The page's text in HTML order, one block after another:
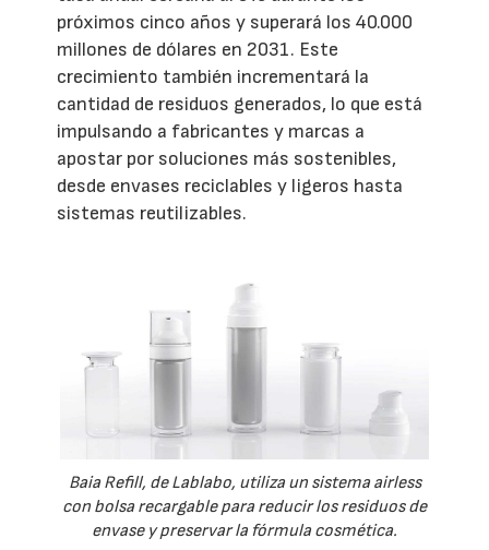
próximos cinco años y superará los 40.000
millones de dólares en 2031. Este
crecimiento también incrementará la
cantidad de residuos generados, lo que está
impulsando a fabricantes y marcas a
apostar por soluciones más sostenibles,
desde envases reciclables y ligeros hasta
sistemas reutilizables.
Baia Refill, de Lablabo, utiliza un sistema airless
con bolsa recargable para reducir los residuos de
envase y preservar la fórmula cosmética.